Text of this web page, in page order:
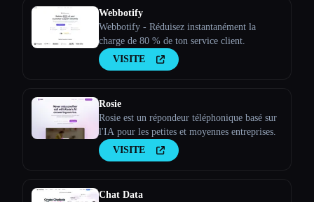
Webbotify
Webbotify - Réduisez instantanément la
charge de 80 % de ton service client.
VISITE
Rosie
Rosie est un répondeur téléphonique basé sur
l'IA pour les petites et moyennes entreprises.
VISITE
Chat Data